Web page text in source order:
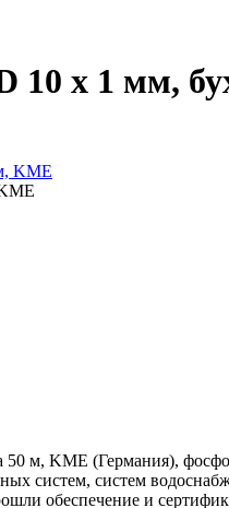
10 x 1 мм,
м, KME (Германия),
систем, систем
обеспечение и